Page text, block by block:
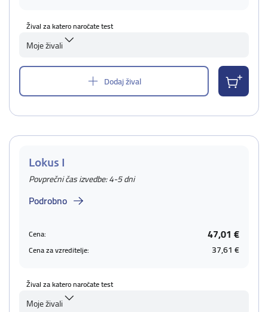
Žival za katero naročate test
Moje živali
Dodaj žival
Lokus I
Povprečni čas izvedbe: 4-5 dni
Podrobno
Cena: 47,01 €
Cena za vzreditelje: 37,61 €
Žival za katero naročate test
Moje živali